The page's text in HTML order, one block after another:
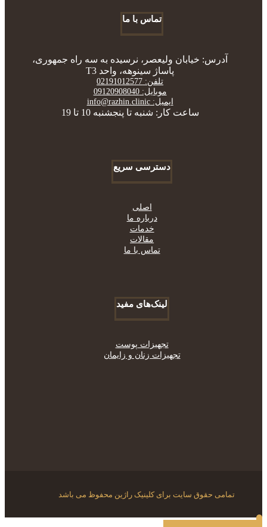
تماس با ما
آدرس: خیابان ولیعصر، نرسیده به سه راه جمهوری،
پاساژ سینوهه، واحد T3
تلفن: 02191012577
موبایل: 09120908040
ایمیل: info@razhin.clinic
ساعت کار: شنبه تا پنجشنبه 10 تا 19
دسترسی سریع
اصلی
درباره ما
خدمات
مقالات
تماس با ما
لینک‌های مفید
تجهیزات پوست
تجهیزات زنان و زایمان
تمامی حقوق سایت برای کلینیک راژین محفوظ می باشد